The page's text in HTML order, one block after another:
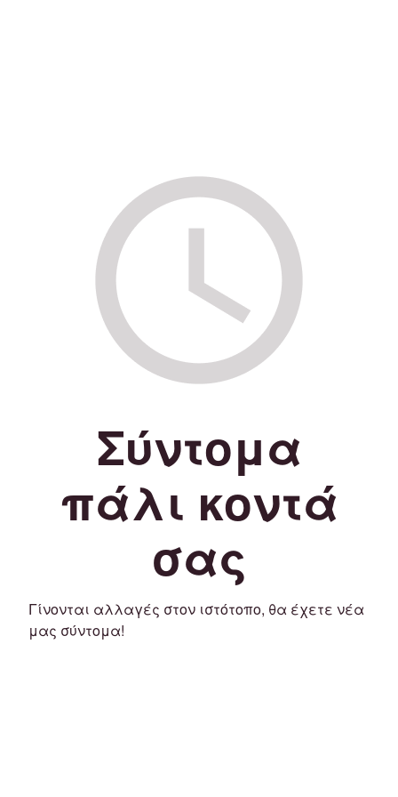
Σύντομα
πάλι κοντά
σας
Γίνονται αλλαγές στον ιστότοπο, θα έχετε νέα
μας σύντομα!